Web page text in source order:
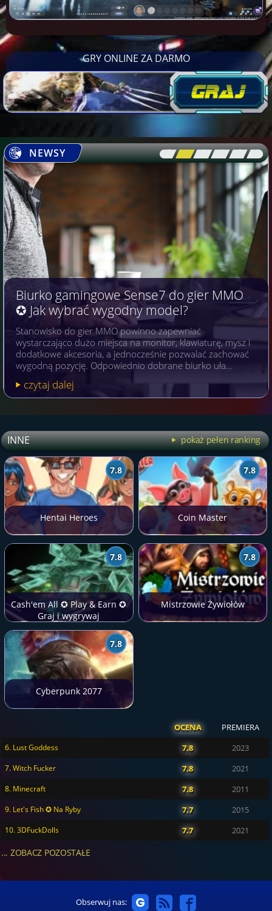
GRY ONLINE ZA DARMO
NEWSY [\ \\ \\ \\ \\ \]
Biurko gamingowe Sense7 do gier MMO
✪ Jak wybrać wygodny model?
Stanowisko do gier MMO powinno zapewniać
wystarczająco dużo miejsca na monitor, klawiaturę, mysz i
dodatkowe akcesoria, a jednocześnie pozwalać zachować
wygodną pozycję. Odpowiednio dobrane biurko uła…
czytaj dalej
INNE pokaż pełen ranking
7.8
Hentai Heroes
7.8
Coin Master
7.8
Cash'em All ✪ Play & Earn ✪
Graj i wygrywaj
7.8
Mistrzowie Żywiołów
7.8
Cyberpunk 2077
OCENA PREMIERA
6. Lust Goddess 7.8 2023
7. Witch Fucker 7.8 2021
8. Minecraft 7.8 2011
9. Let's Fish ✪ Na Ryby 7.7 2015
10. 3DFuckDolls 7.7 2021
... ZOBACZ POZOSTAŁE
Obserwuj nas: